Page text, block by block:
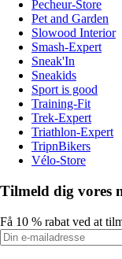
Pecheur-Store
Pet and Garden
Slowood Interior
Smash-Expert
Sneak'In
Sneakids
Sport is good
Training-Fit
Trek-Expert
Triathlon-Expert
TripnBikers
Vélo-Store
Tilmeld dig vores
Få 10 % rabat ved at